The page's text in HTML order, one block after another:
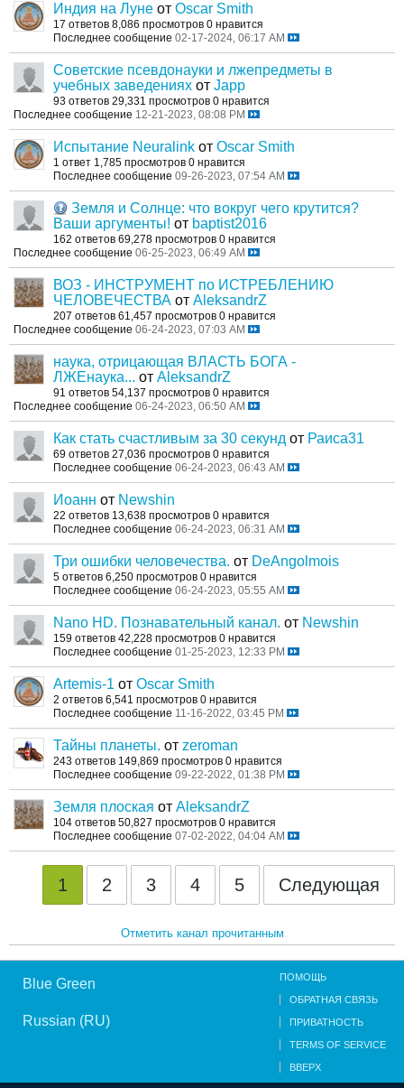
Индия на Луне от Oscar Smith
17 ответов 8,086 просмотров 0 нравится
Последнее сообщение 02-17-2024, 06:17 AM
Советские псевдонауки и лжепредметы в
учебных заведениях от Japp
93 ответов 29,331 просмотров 0 нравится
Последнее сообщение 12-21-2023, 08:08 PM
Испытание Neuralink от Oscar Smith
1 ответ 1,785 просмотров 0 нравится
Последнее сообщение 09-26-2023, 07:54 AM
Земля и Солнце: что вокруг чего крутится?
Ваши аргументы! от baptist2016
162 ответов 69,278 просмотров 0 нравится
Последнее сообщение 06-25-2023, 06:49 AM
ВОЗ - ИНСТРУМЕНТ по ИСТРЕБЛЕНИЮ
ЧЕЛОВЕЧЕСТВА от AleksandrZ
207 ответов 61,457 просмотров 0 нравится
Последнее сообщение 06-24-2023, 07:03 AM
наука, отрицающая ВЛАСТЬ БОГА -
ЛЖЕнаука... от AleksandrZ
91 ответов 54,137 просмотров 0 нравится
Последнее сообщение 06-24-2023, 06:50 AM
Как стать счастливым за 30 секунд от Раиса31
69 ответов 27,036 просмотров 0 нравится
Последнее сообщение 06-24-2023, 06:43 AM
Иоанн от Newshin
22 ответов 13,638 просмотров 0 нравится
Последнее сообщение 06-24-2023, 06:31 AM
Три ошибки человечества. от DeAngolmois
5 ответов 6,250 просмотров 0 нравится
Последнее сообщение 06-24-2023, 05:55 AM
Nano HD. Познавательный канал. от Newshin
159 ответов 42,228 просмотров 0 нравится
Последнее сообщение 01-25-2023, 12:33 PM
Artemis-1 от Oscar Smith
2 ответов 6,541 просмотров 0 нравится
Последнее сообщение 11-16-2022, 03:45 PM
Тайны планеты. от zeroman
243 ответов 149,869 просмотров 0 нравится
Последнее сообщение 09-22-2022, 01:38 PM
Земля плоская от AleksandrZ
104 ответов 50,827 просмотров 0 нравится
Последнее сообщение 07-02-2022, 04:04 AM
1 2 3 4 5 Следующая
Отметить канал прочитанным
Blue Green
Russian (RU)
ПОМОЩЬ
ОБРАТНАЯ СВЯЗЬ
ПРИВАТНОСТЬ
TERMS OF SERVICE
ВВЕРХ